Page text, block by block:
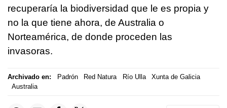
recuperaría la biodiversidad que le es propia y
no la que tiene ahora, de Australia o
Norteamérica, de donde proceden las
invasoras.
Archivado en: Padrón Red Natura Río Ulla
Xunta de Galicia
Australia